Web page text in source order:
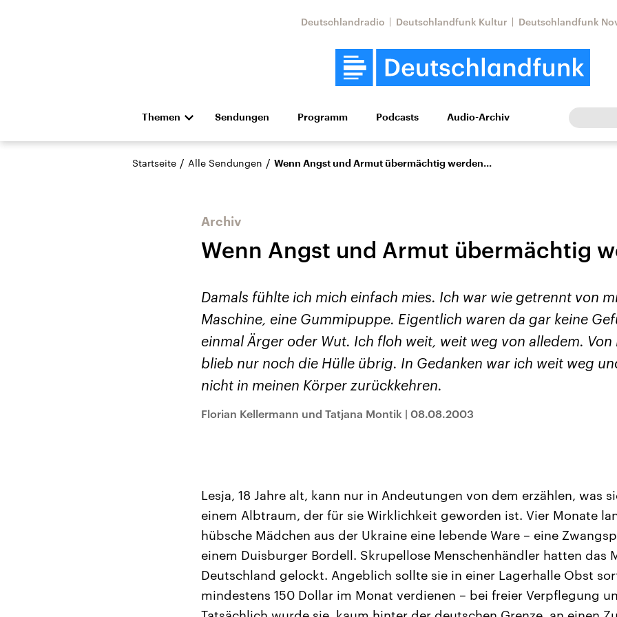
Deutschlandradio Deutschlandfunk Kultur Deutschlandfunk
Themen
Die Nachrichten Politik Wirtschaft Wissen Kultur Europa
Hörspiel und Feature Musik
Anhalt 2026
Sachsen-Anhalt wählt
am 6. September 2026
einen neuen Landtag.
Bundesland von einer
und FDP regiert.-
Wahlprogramme,
aktuelle Berichte und
Aktuelle Beiträge,
Hintergründe
militärisch gehören die
den mächtigsten
großem Einfluss auf das
Aktuelle Lage und
Der Überfall der
Terrororganisation
auf Israel hat in der
Gewalt entfacht. Israel
zerstören. Diese wird wie
die Hisbollah im Libanon
Aktuelle Lage und
Der Iran – seit der
1979 auch
von einem
Sendungen Programm Podcasts Audio-Archiv
Startseite / Alle Sendungen / Wenn Angst und Armut übermächtig werden...
Archiv
Wenn Angst und Armut übermächtig
Damals fühlte ich mich einfach mies. Ich war wie getrennt von
Maschine, eine Gummipuppe. Eigentlich waren da gar keine
einmal Ärger oder Wut. Ich floh weit, weit weg von alledem. Von
blieb nur noch die Hülle übrig. In Gedanken war ich weit weg
nicht in meinen Körper zurückkehren.
Florian Kellermann und Tatjana Montik | 08.08.2003
Lesja, 18 Jahre alt, kann nur in Andeutungen von dem erzählen, was
einem Albtraum, der für sie Wirklichkeit geworden ist. Vier Monate
hübsche Mädchen aus der Ukraine eine lebende Ware – eine
einem Duisburger Bordell. Skrupellose Menschenhändler hatten das
Deutschland gelockt. Angeblich sollte sie in einer Lagerhalle Obst
mindestens 150 Dollar im Monat verdienen – bei freier Verpflegung